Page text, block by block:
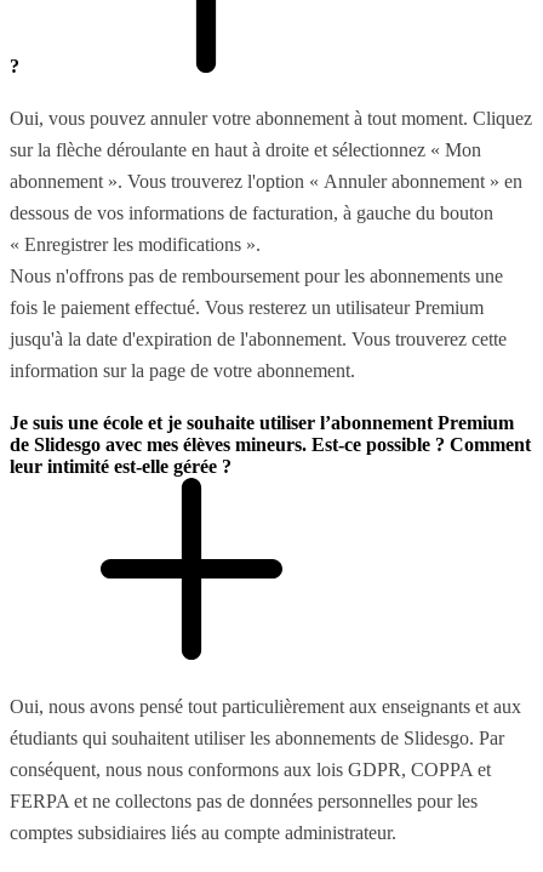
?
Oui, vous pouvez annuler votre abonnement à tout moment. Cliquez
sur la flèche déroulante en haut à droite et sélectionnez « Mon
abonnement ». Vous trouverez l'option « Annuler abonnement » en
dessous de vos informations de facturation, à gauche du bouton
« Enregistrer les modifications ».
Nous n'offrons pas de remboursement pour les abonnements une
fois le paiement effectué. Vous resterez un utilisateur Premium
jusqu'à la date d'expiration de l'abonnement. Vous trouverez cette
information sur la page de votre abonnement.
Je suis une école et je souhaite utiliser l’abonnement Premium
de Slidesgo avec mes élèves mineurs. Est-ce possible ? Comment
leur intimité est-elle gérée ?
Oui, nous avons pensé tout particulièrement aux enseignants et aux
étudiants qui souhaitent utiliser les abonnements de Slidesgo. Par
conséquent, nous nous conformons aux lois GDPR, COPPA et
FERPA et ne collectons pas de données personnelles pour les
comptes subsidiaires liés au compte administrateur.